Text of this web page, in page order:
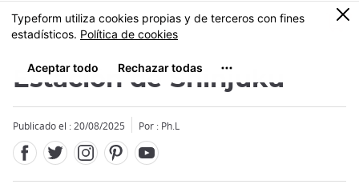
Tamaño
MENU
0
Estación de Shinjuku
Publicado el : 20/08/2025 Por : Ph.L
Close